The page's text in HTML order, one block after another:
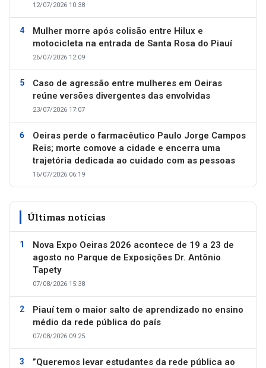
12/07/2026 10:38
Mulher morre após colisão entre Hilux e
motocicleta na entrada de Santa Rosa do Piauí
26/07/2026 12:09
Caso de agressão entre mulheres em Oeiras
reúne versões divergentes das envolvidas
23/07/2026 17:07
Oeiras perde o farmacêutico Paulo Jorge Campos
Reis; morte comove a cidade e encerra uma
trajetória dedicada ao cuidado com as pessoas
16/07/2026 06:19
Últimas notícias
Nova Expo Oeiras 2026 acontece de 19 a 23 de
agosto no Parque de Exposições Dr. Antônio
Tapety
07/08/2026 15:38
Piauí tem o maior salto de aprendizado no ensino
médio da rede pública do país
07/08/2026 09:25
”Queremos levar estudantes da rede pública ao